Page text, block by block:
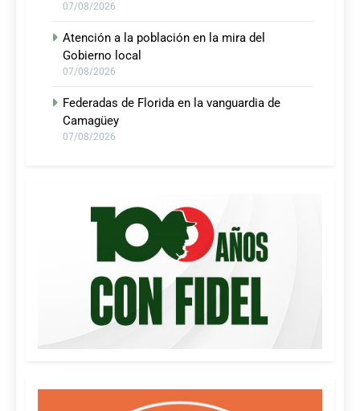
07/08/2026
Atención a la población en la mira del
Gobierno local
07/08/2026
Federadas de Florida en la vanguardia de
Camagüey
07/08/2026